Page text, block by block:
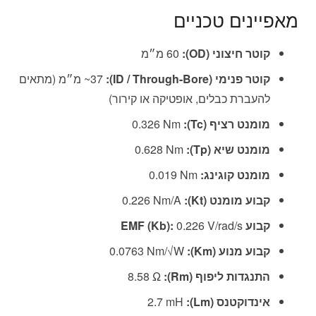
מאפיינים טכניים
קוטר חיצוני (OD):
קוטר פנימי (ID / Through-Bore):
‎~37 מ״מ (מתאים
להעברת כבלים, אופטיקה או קירור)
מומנט רציף (Tc):
מומנט שיא (Tp):
מומנט קוגינג:
קבוע מומנט (Kt):
קבוע EMF (Kb):‎0.226 V/rad/s
קבוע מנוע (Km):
התנגדות ליפוף (Rm):
אינדוקטנס (Lm):